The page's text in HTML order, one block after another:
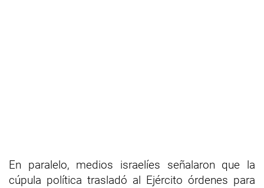
En paralelo, medios israelíes señalaron que la
cúpula política trasladó al Ejército órdenes para